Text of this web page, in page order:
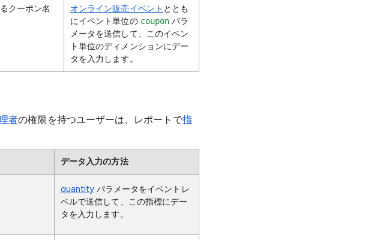
クーポン名
オンライン販売イベント ととも
にイベント単位の coupon パラ
メータを送信して、このイベン
ト単位のディメンションにデー
タを入力します。
者の権限を持つユーザーは、レポートで指
データ入力の方法
quantityパラメータをイベントレ
ベルで送信して、この指標にデー
タを入力します。